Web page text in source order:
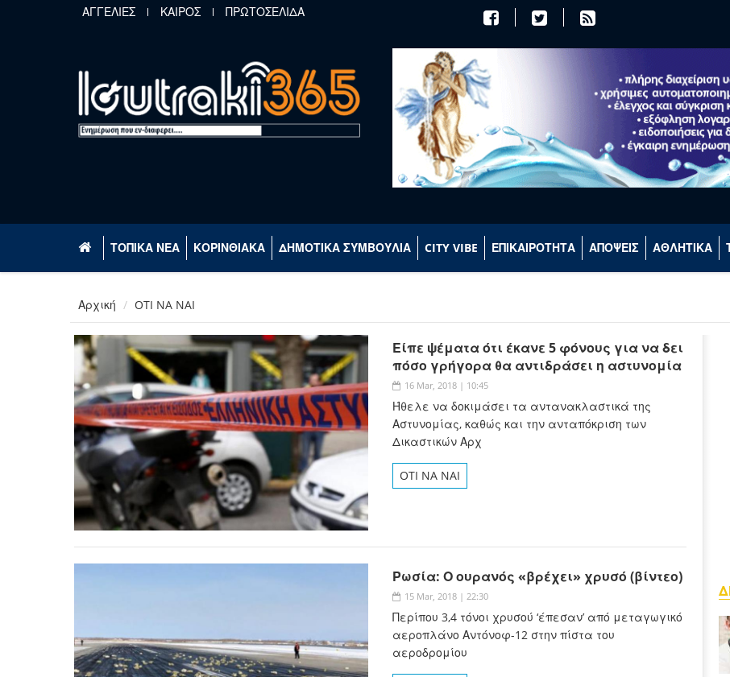
Παράκαμψη προς το κυρίως περιεχόμενο
ΑΓΓΕΛΙΕΣ ΚΑΙΡΟΣ ΠΡΩΤΟΣΕΛΙΔΑ
ΤΟΠΙΚΑ ΝΕΑ ΚΟΡΙΝΘΙΑΚΑ ΔΗΜΟΤΙΚΑ ΣΥΜΒΟΥΛΙΑ CITY VIBE ΕΠΙΚΑΙΡΟΤΗΤΑ ΑΠΟΨΕΙΣ ΑΘΛΗΤΙΚΑ
Αρχική OTI NA NAI
Είπε ψέματα ότι έκανε 5 φόνους για να δει
πόσο γρήγορα θα αντιδράσει η αστυνομία
16 Mar, 2018 | 10:45
Ήθελε να δοκιμάσει τα αντανακλαστικά της
Αστυνομίας, καθώς και την ανταπόκριση των
Δικαστικών Αρχ
OTI NA NAI
Ρωσία: Ο ουρανός «βρέχει» χρυσό (βίντεο)
15 Mar, 2018 | 22:30
Περίπου 3,4 τόνοι χρυσού ‘έπεσαν’ από μεταγωγικό
αεροπλάνο Αντόνοφ-12 στην πίστα του
αεροδρομίου